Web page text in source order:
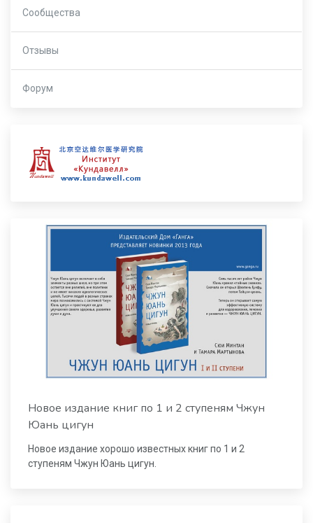
Сообщества
Отзывы
Форум
Новое издание книг по 1 и 2 ступеням Чжун
Юань цигун
Новое издание хорошо известных книг по 1 и 2
ступеням Чжун Юань цигун.